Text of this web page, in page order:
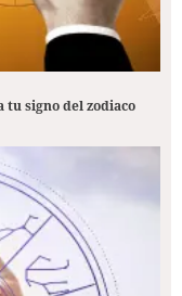
tu signo del zodiaco